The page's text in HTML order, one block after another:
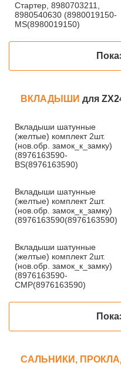
Стартер, 8980703211,
8980540630 (8980019150-
MS(8980019150)
ВКЛАДЫШИ для
Вкладыши шатунные
(желтые) комплект 2шт.
(нов.обр. замок_к_замку)
(8976163590-
BS(8976163590)
Вкладыши шатунные
(желтые) комплект 2шт.
(нов.обр. замок_к_замку)
(8976163590(8976163590)
Вкладыши шатунные
(желтые) комплект 2шт.
(нов.обр. замок_к_замку)
(8976163590-
CMP(8976163590)
САЛЬНИКИ,